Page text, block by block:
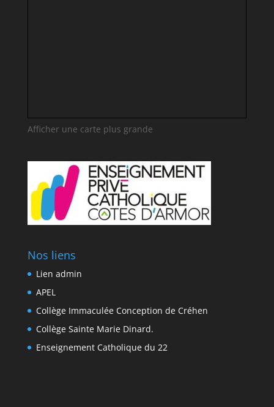
Afficher une carte plus grande
Nos liens
Lien admin
APEL
Collège Immaculée Conception de Créhen
Collège Sainte Marie Dinard.
Enseignement Catholique du 22